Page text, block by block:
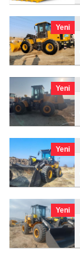
Yeni
Yeni
Yeni
Yeni